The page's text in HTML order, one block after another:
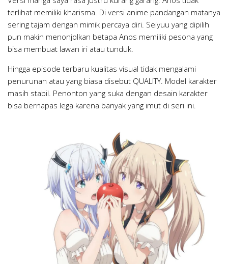
terlihat memiliki kharisma. Di versi anime pandangan matanya
sering tajam dengan mimik percaya diri. Seiyuu yang dipilih
pun makin menonjolkan betapa Anos memiliki pesona yang
bisa membuat lawan iri atau tunduk.
Hingga episode terbaru kualitas visual tidak mengalami
penurunan atau yang biasa disebut QUALITY. Model karakter
masih stabil. Penonton yang suka dengan desain karakter
bisa bernapas lega karena banyak yang imut di seri ini.